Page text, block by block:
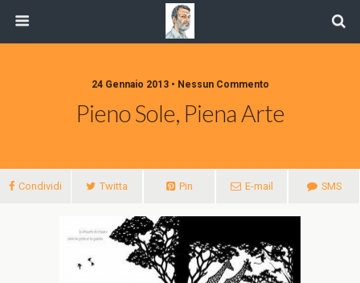
24 Gennaio 2013 • Nessun Commento
Pieno Sole, Piena Arte
Condividi Twitta Pin E-mail SMS